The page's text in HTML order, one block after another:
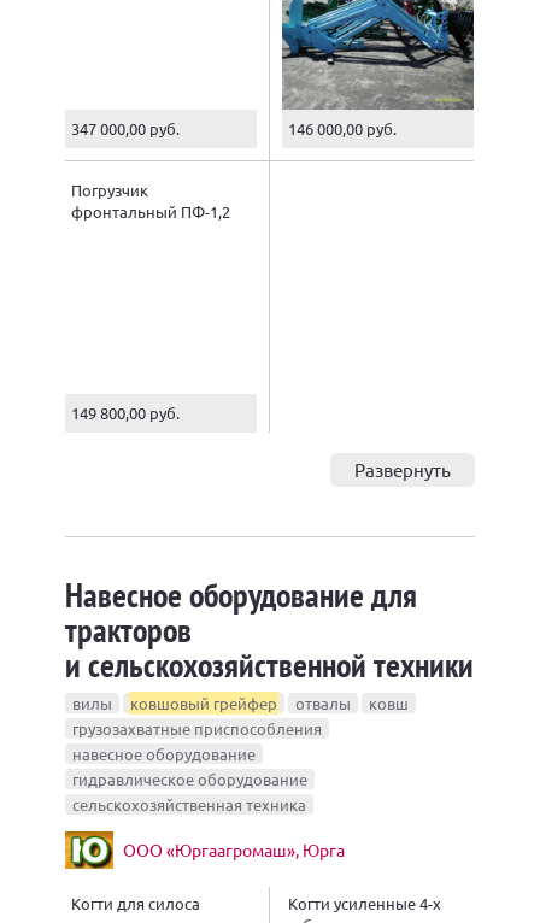
347 000,00 руб. 146 000,00 руб.
Погрузчик
фронтальный ПФ-1,2
149 800,00 руб.
Развернуть
Навесное оборудование для
тракторов
и сельскохозяйственной техники
вилы ковшовый грейфер отвалы
ковш
грузозахватные приспособления
навесное оборудование
гидравлическое оборудование
сельскохозяйственная техника
ООО «Юргаагромаш», Юрга
Когти для силоса
Когти усиленные 4-х